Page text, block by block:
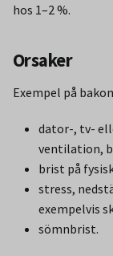
hos 1–2 %.
Orsaker
Exempel på
dator-, tv-
ventilation,
brist på
stress,
exempelvis
sömnbrist.